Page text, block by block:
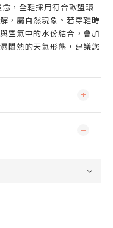
，全鞋採用符合歐盟環
，屬自然現象。若穿鞋時
空氣中的水份結合，會加
悶熱的天氣形態，建議您